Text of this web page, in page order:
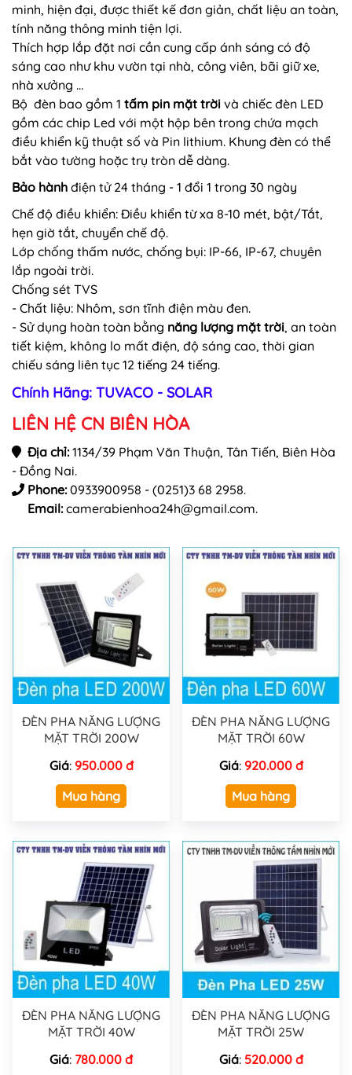
minh, hiện đại, được thiết kế đơn giản, chất liệu an toàn,
tính năng thông minh tiện lợi.
Thích hợp lắp đặt nơi cần cung cấp ánh sáng có độ
sáng cao như khu vườn tại nhà, công viên, bãi giữ xe,
nhà xưởng …
Bộ đèn bao gồm 1 tấm pin mặt trời và chiếc đèn LED
gồm các chip Led với một hộp bên trong chứa mạch
điều khiển kỹ thuật số và Pin lithium. Khung đèn có thể
bắt vào tường hoặc trụ tròn dễ dàng.
Bảo hành điện tử 24 tháng - 1 đổi 1 trong 30 ngày
Chế độ điều khiển: Điều khiển từ xa 8-10 mét, bật/Tắt,
hẹn giờ tắt, chuyển chế độ.
Lớp chống thấm nước, chống bụi: IP-66, IP-67, chuyên
lắp ngoài trời.
Chống sét TVS
- Chất liệu: Nhôm, sơn tĩnh điện màu đen.
- Sử dụng hoàn toàn bằng năng lượng mặt trời, an toàn
tiết kiệm, không lo mất điện, độ sáng cao, thời gian
chiếu sáng liên tục 12 tiếng 24 tiếng.
Chính Hãng: TUVACO - SOLAR
LIÊN HỆ CN BIÊN HÒA
Địa chỉ:1134/39 Phạm Văn Thuận, Tân Tiến, Biên Hòa
- Đồng Nai.
Phone:0933900958 - (0251)3 68 2958.
Email:camerabienhoa24h@gmail.com.
ĐÈN PHA NĂNG LƯỢNG
MẶT TRỜI 200W
Giá: 950.000 đ
Mua hàng
ĐÈN PHA NĂNG LƯỢNG
MẶT TRỜI 60W
Giá: 920.000 đ
Mua hàng
ĐÈN PHA NĂNG LƯỢNG
MẶT TRỜI 40W
Giá: 780.000 đ
ĐÈN PHA NĂNG LƯỢNG
MẶT TRỜI 25W
Giá: 520.000 đ